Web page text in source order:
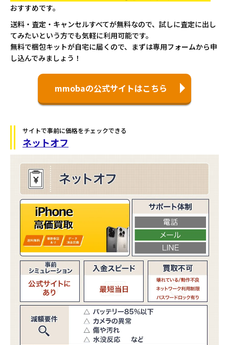
おすすめです。
送料・査定・キャンセルすべてが無料なので、試しに査定に出し
てみたいという方でも気軽に利用可能です。
無料で梱包キットが自宅に届くので、まずは専用フォームから申
し込んでみましょう！
mmobaの公式サイトはこちら
サイトで事前に価格をチェックできる
ネットオフ